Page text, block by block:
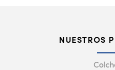
NUESTROS